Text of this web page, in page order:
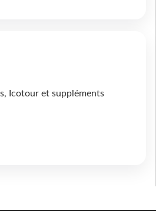
Icotour et suppléments